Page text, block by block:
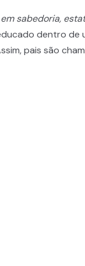
sabedoria,
dentro
pais são